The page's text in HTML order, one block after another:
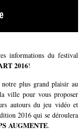
informations du festival
2016!
plus grand plaisir au
ville pour vous proposer
autours du jeu vidéo et
2016 qui se déroulera
AUGMENTE.